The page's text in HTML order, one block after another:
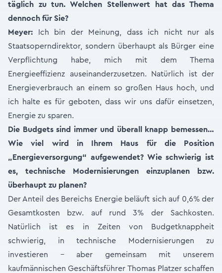
täglich zu tun. Welchen Stellenwert hat das Thema
dennoch für Sie?
Meyer: Ich bin der Meinung, dass ich nicht nur als
Staatsoperndirektor, sondern überhaupt als Bürger eine
Verpflichtung habe, mich mit dem Thema
Energieeffizienz auseinanderzusetzen. Natürlich ist der
Energieverbrauch an einem so großen Haus hoch, und
ich halte es für geboten, dass wir uns dafür einsetzen,
Energie zu sparen.
Die Budgets sind immer und überall knapp bemessen…
Wie viel wird in Ihrem Haus für die Position
„Energieversorgung“ aufgewendet? Wie schwierig ist
es, technische Modernisierungen einzuplanen bzw.
überhaupt zu planen?
Der Anteil des Bereichs Energie beläuft sich auf 0,6% der
Gesamtkosten bzw. auf rund 3% der Sachkosten.
Natürlich ist es in Zeiten von Budgetknappheit
schwierig, in technische Modernisierungen zu
investieren – aber gemeinsam mit unserem
kaufmännischen Geschäftsführer Thomas Platzer schaffen